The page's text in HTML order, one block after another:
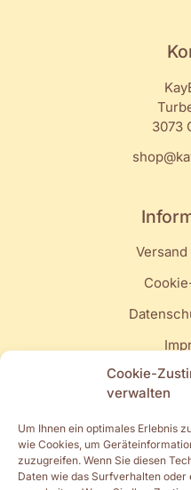
Cookie-
verwalten
Um Ihnen ein optimales Erlebnis
wie Cookies, um
zuzugreifen. Wenn Sie diesen
Daten wie das Surfverhalten oder
3073